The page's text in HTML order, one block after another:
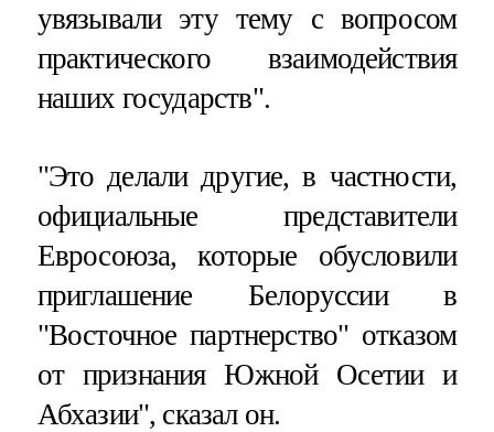
увязывали эту тему с вопросом
практического взаимодействия
наших государств".
"Это делали другие, в частности,
официальные представители
Евросоюза, которые обусловили
приглашение Белоруссии в
"Восточное партнерство" отказом
от признания Южной Осетии и
Абхазии", сказал он.